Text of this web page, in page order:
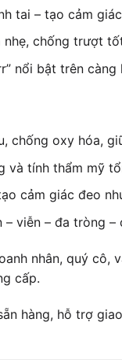
tai – tạo cảm
nhẹ, chống trượt
nổi bật trên càng
chống oxy hóa,
và tính thẩm mỹ
cảm giác đeo
viễn – đa tròng –
nhân, quý cô,
cấp.
hàng, hỗ trợ